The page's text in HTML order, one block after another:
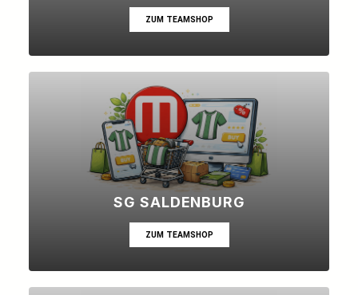
ZUM TEAMSHOP
SG SALDENBURG
ZUM TEAMSHOP